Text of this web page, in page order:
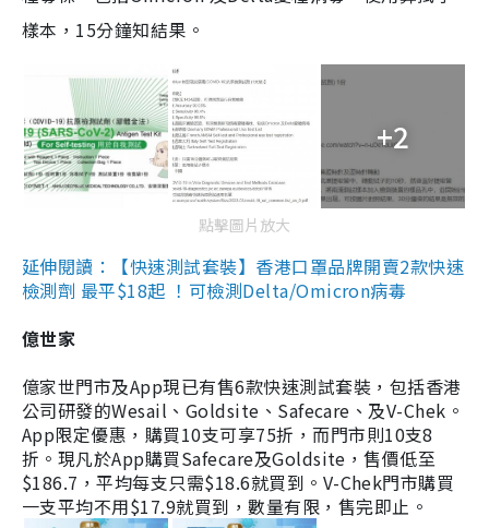
樣本，15分鐘知結果。
+2
點擊圖片放大
延伸閱讀：【快速測試套裝】香港口罩品牌開賣2款快速
檢測劑 最平$18起 ！可檢測Delta/Omicron病毒
億世家
億家世門市及App現已有售6款快速測試套裝，包括香港
公司研發的Wesail、Goldsite、Safecare、及V-Chek。
App限定優惠，購買10支可享75折，而門市則10支8
折。現凡於App購買Safecare及Goldsite，售價低至
$186.7，平均每支只需$18.6就買到。V-Chek門市購買
一支平均不用$17.9就買到，數量有限，售完即止。